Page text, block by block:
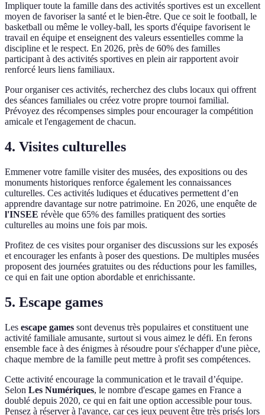
Impliquer toute la famille dans des activités sportives est un excellent
moyen de favoriser la santé et le bien-être. Que ce soit le football, le
basketball ou même le volley-ball, les sports d'équipe favorisent le
travail en équipe et enseignent des valeurs essentielles comme la
discipline et le respect. En 2026, près de 60% des familles
participant à des activités sportives en plein air rapportent avoir
renforcé leurs liens familiaux.
Pour organiser ces activités, recherchez des clubs locaux qui offrent
des séances familiales ou créez votre propre tournoi familial.
Prévoyez des récompenses simples pour encourager la compétition
amicale et l'engagement de chacun.
4. Visites culturelles
Emmener votre famille visiter des musées, des expositions ou des
monuments historiques renforce également les connaissances
culturelles. Ces activités ludiques et éducatives permettent d’en
apprendre davantage sur notre patrimoine. En 2026, une enquête de
l'INSEE révèle que 65% des familles pratiquent des sorties
culturelles au moins une fois par mois.
Profitez de ces visites pour organiser des discussions sur les exposés
et encourager les enfants à poser des questions. De multiples musées
proposent des journées gratuites ou des réductions pour les familles,
ce qui en fait une option abordable et enrichissante.
5. Escape games
Les escape games sont devenus très populaires et constituent une
activité familiale amusante, surtout si vous aimez le défi. En ferons
ensemble face à des énigmes à résoudre pour s'échapper d'une pièce,
chaque membre de la famille peut mettre à profit ses compétences.
Cette activité encourage la communication et le travail d’équipe.
Selon Les Numériques, le nombre d'escape games en France a
doublé depuis 2020, ce qui en fait une option accessible pour tous.
Pensez à réserver à l'avance, car ces jeux peuvent être très prisés lors